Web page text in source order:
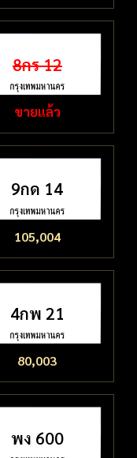
8กร 12
ขายแล้ว
9กด 14
105,004
4กพ 21
80,003
พง 600